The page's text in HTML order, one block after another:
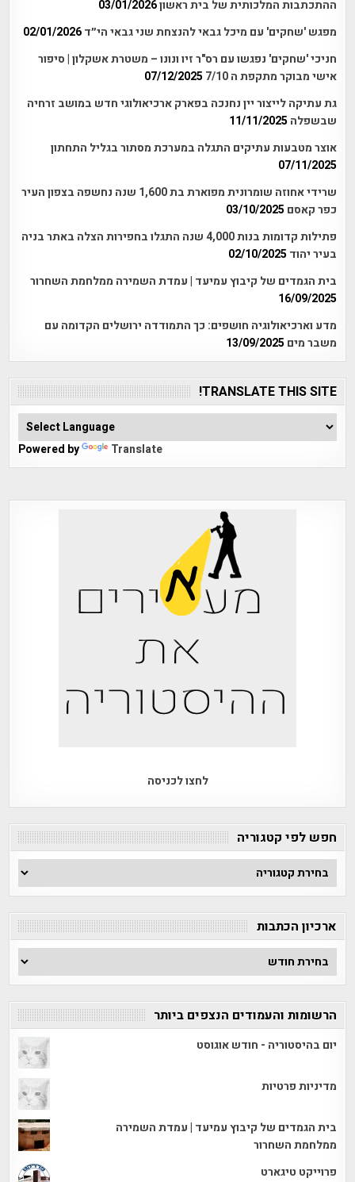
ההתכתבות המלכותית של בית ראשון03/01/2026
מפגש 'שחקים' עם מיכל גבאי להנצחת שני גבאי הי״ד 02/01/2026
חניכי 'שחקים' נפגשו עם רס"ר זיו ונונו – משטרת אשקלון | סיפור
אישי מבוקר מתקפת ה 7/10
07/12/2025
גת עתיקה לייצור יין נחנכה בפארק ארכיאולוגי חדש במושב זרחיה
שבשפלה 11/11/2025
אוצר מטבעות עתיקים התגלה במערכת מסתור בגליל התחתון
07/11/2025
שרידי אחוזה שומרונית מפוארת בת 1,600 שנה נחשפה בצפון העיר
כפר קאסם 03/10/2025
פתילות קדומות בנות 4,000 שנה התגלו בחפירות הצלה באתר בניה
בעיר יהוד 02/10/2025
בית הגמדים של קיבוץ עמיעד | עמדת השמירה ממלחמת השחרור
16/09/2025
מדע וארכיאולוגיה חושפים: כך התמודדה ירושלים הקדומה עם
משבר מים 13/09/2025
TRANSLATE THIS SITE!
Powered by Translate
לחצו לכניסה
חפש לפי קטגוריה
חפש
לפי
ארכיון הכתבות
ארכיון
הכתבות
הרשומות והעמודים הנצפים ביותר
יום בהיסטוריה - חודש אוגוסט
מדיניות פרטיות
בית הגמדים של קיבוץ עמיעד | עמדת השמירה
ממלחמת השחרור
פרוייקט טיגארט